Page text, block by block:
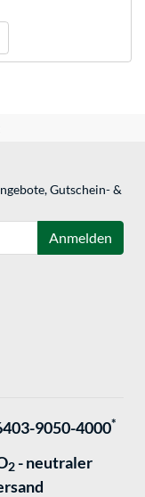
Gutschein- &
Anmelden
9050-4000*
2 - neutraler